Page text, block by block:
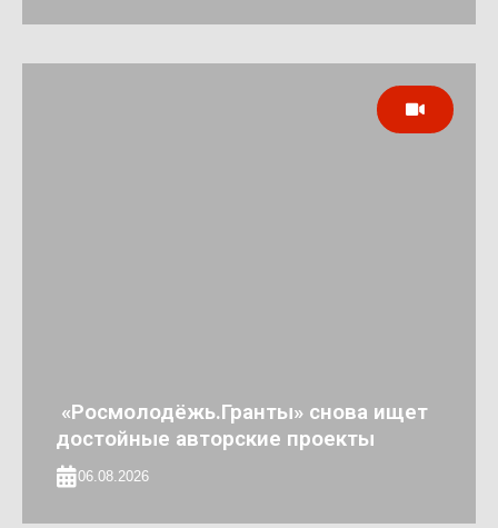
«Росмолодёжь.Гранты» снова ищет
достойные авторские проекты
06.08.2026